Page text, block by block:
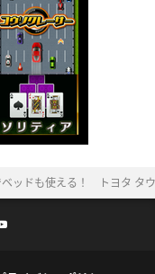
ッドも使える！ トヨタ タ